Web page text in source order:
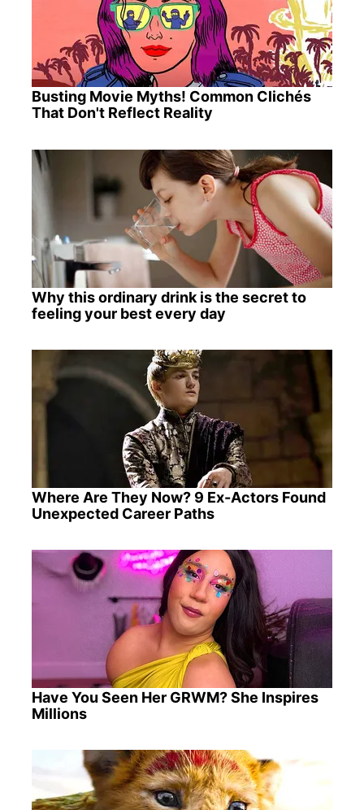
Busting Movie Myths! Common Clichés
That Don't Reflect Reality
Why this ordinary drink is the secret to
feeling your best every day
Where Are They Now? 9 Ex-Actors Found
Unexpected Career Paths
Have You Seen Her GRWM? She Inspires
Millions